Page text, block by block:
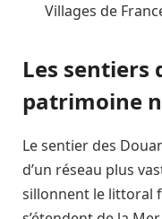
Villages de
Les
patrimoine
Le sentier des
d’un réseau plus
sillonnent le littoral